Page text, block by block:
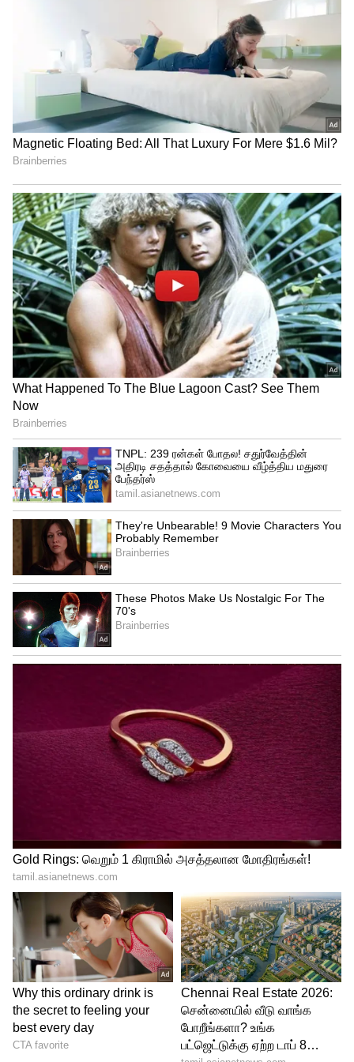
திட்டம்” குறித்த முக்கிய அறிவிப்பை
வெளியிட தவெக தரப்பும் திட்டமிட்டு
வருவதாக அரசியல் வட்டாரங்களில்
பரபரப்பாக பேசப்படுகிறது. “மீடியாவின்
முழு கவனமும் அந்த நாளில் எந்த
விஷயத்தின் மீது செல்லும்?” என்ற
அரசியல் கணக்கில்தான் இந்த நகர்வு என
Related Articles
CM Vijay உத்தரவு : மஞ்சும்மல் பாய்ஸ்
போன இடத்துக்கு நீங்க Free-ஆ
போலாம்
TVK Vijay: 'தளபதியை' இனி அசைக்கவே
முடியாது? உச்சம் தொடும் 'முதல்வர்
5
Image Credit : CM Vijay FB
இது நேரடி நிவாரணமாக அமையும்
குறிப்பாக, “மணமகள்களுக்கு 8 கிராம்
தங்கம் + பட்டுப்புடவை” என்ற அறிவிப்பு
பொதுமக்களிடம் உடனடி தாக்கத்தை
ஏற்படுத்தக்கூடியது. திருமணச் செலவால்
சிரமப்படும் ஏழை மற்றும் நடுத்தர
குடும்பங்களுக்கு இது நேரடி நிவாரணமாக